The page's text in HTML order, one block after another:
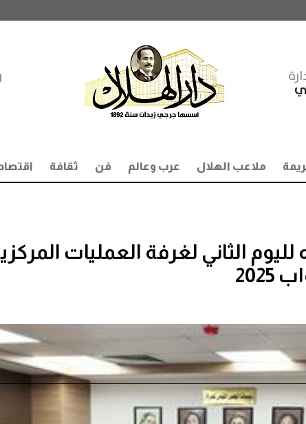
ملاعب الهلال عرب وعالم فن ثقافة
الثاني لغرفة العمليات